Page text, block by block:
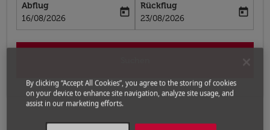
Abflug
fc-booking-departure-date-aria-label
16/08/2026
today
Rückflug
fc-booking-return-date-aria-label
23/08/2026
today
By clicking “Accept All Cookies”, you agree to the storing of cookies
on your device to enhance site navigation, analyze site usage, and
assist in our marketing efforts.